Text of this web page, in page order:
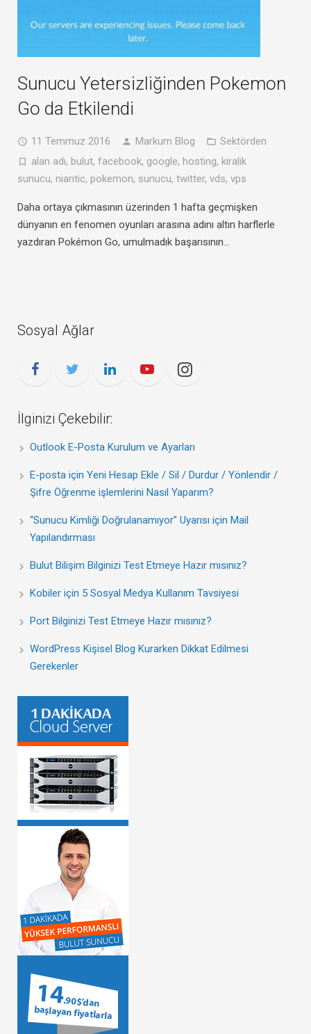
Sunucu Yetersizliğinden Pokemon
Go da Etkilendi
11 Temmuz 2016 Markum Blog
Sektörden
alan adı, bulut, facebook, google, hosting, kiralik
sunucu, niantic, pokemon, sunucu, twitter, vds, vps
Daha ortaya çıkmasının üzerinden 1 hafta geçmişken
dünyanın en fenomen oyunları arasına adını altın harflerle
yazdıran Pokémon Go, umulmadık başarısının…
Sosyal Ağlar
İlginizi Çekebilir:
Outlook E-Posta Kurulum ve Ayarları
E-posta için Yeni Hesap Ekle / Sil / Durdur / Yönlendir /
Şifre Öğrenme işlemlerini Nasıl Yaparım?
“Sunucu Kimliği Doğrulanamıyor” Uyarısı için Mail
Yapılandırması
Bulut Bilişim Bilginizi Test Etmeye Hazır mısınız?
Kobiler için 5 Sosyal Medya Kullanım Tavsiyesi
Port Bilginizi Test Etmeye Hazır mısınız?
WordPress Kişisel Blog Kurarken Dikkat Edilmesi
Gerekenler